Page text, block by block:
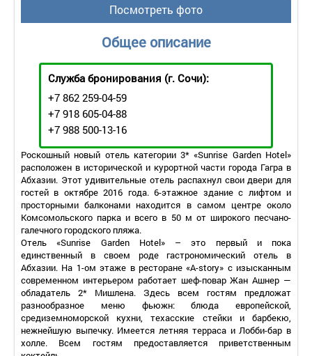
Посмотреть фото
Общее описание
Служба бронирования (г. Сочи):
+7 862 259-04-59
+7 918 605-04-88
+7 988 500-13-16
Роскошный новый отель категории 3* «Sunrise Garden Hotel»
расположен в исторической и курортной части города Гагра в
Абхазии. Этот удивительные отель распахнул свои двери для
гостей в октябре 2016 года. 6-этажное здание с лифтом и
просторными балконами находится в самом центре около
Комсомольского парка и всего в 50 м от широкого песчано-
галечного городского пляжа.
Отель «Sunrise Garden Hotel» – это первый и пока
единственный в своем роде гастрономический отель в
Абхазии. На 1-ом этаже в ресторане «A-story» с изысканным
современном интерьером работает шеф-повар Жан Ашнер —
обладатель 2* Мишлена. Здесь всем гостям предложат
разнообразное меню фьюжн: блюда европейской,
средиземноморской кухни, техасские стейки и барбекю,
нежнейшую выпечку. Имеется летняя терраса и Лобби-бар в
холле. Всем гостям предоставляется приветственным